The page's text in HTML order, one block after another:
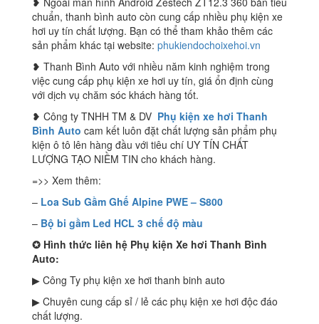
chuẩn, thanh bình auto còn cung cấp nhiều phụ kiện xe
hơi uy tín chất lượng. Bạn có thể tham khảo thêm các
sản phẩm khác tại website: phukiendochoixehoi.vn
❥ Thanh Bình Auto với nhiều năm kinh nghiệm trong
việc cung cấp phụ kiện xe hơi uy tín, giá ổn định cùng
với dịch vụ chăm sóc khách hàng tốt.
❥ Công ty TNHH TM & DV Phụ kiện xe hơi Thanh
Bình Auto cam kết luôn đặt chất lượng sản phẩm phụ
kiện ô tô lên hàng đầu với tiêu chí UY TÍN CHẤT
LƯỢNG TẠO NIỀM TIN cho khách hàng.
=>> Xem thêm:
– Loa Sub Gầm Ghế Alpine PWE – S800
– Bộ bi gầm Led HCL 3 chế độ màu
✪ Hình thức liên hệ Phụ kiện Xe hơi Thanh Bình
Auto:
▶ Công Ty phụ kiện xe hơi thanh binh auto
▶ Chuyên cung cấp sỉ / lẻ các phụ kiện xe hơi độc đáo
chất lượng.